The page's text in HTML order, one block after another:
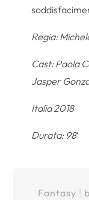
Regia:
Cast: Paola
Jasper
Italia 2018
Durata: 98‘
Fantasy